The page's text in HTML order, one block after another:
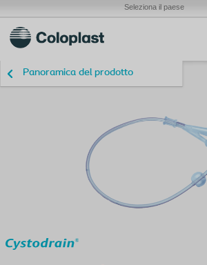
Seleziona il paese
Panoramica del prodotto